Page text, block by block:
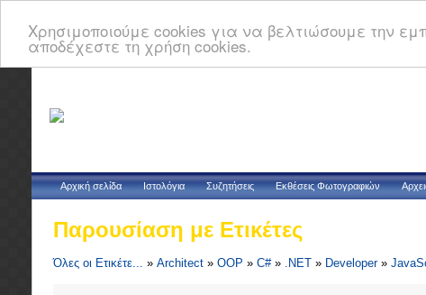
Χρησιμοποιούμε cookies για να βελτιώσουμε την
αποδέχεστε τη χρήση cookies.
Αρχική σελίδα Ιστολόγια Συζητήσεις Εκθέσεις Φωτογραφιών
Παρουσίαση με Ετικέτες
Όλες οι Ετικέτε... » Architect » OOP » C#» .NET » Developer»